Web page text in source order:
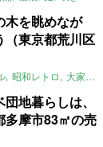
木を眺めなが
（東京都荒川区
昭和レトロ 大家女子
地暮らしは、
多摩市83㎡の売